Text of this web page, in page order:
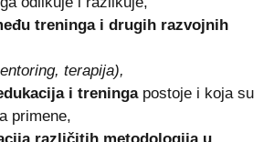
treninga i drugih razvojnih
terapija),
i treningapostoje i koja su
primene,